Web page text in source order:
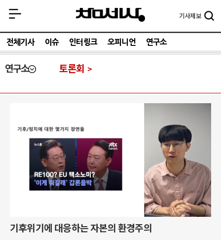
기사제보
전체기사 이슈 인터링크 오피니언 연구소
연구소 토론회
기후위기에 대응하는 자본의 환경주의